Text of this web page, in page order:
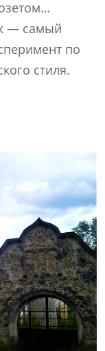
— самый
по
стиля.